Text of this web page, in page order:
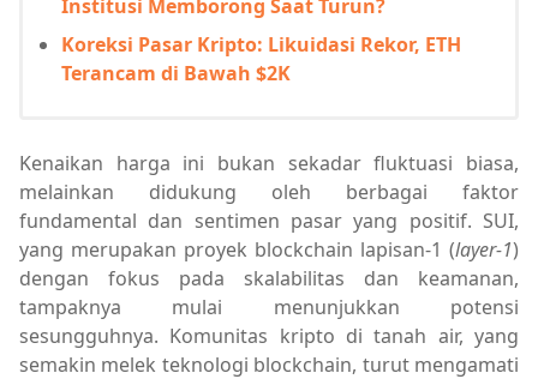
Institusi Memborong Saat Turun?
Koreksi Pasar Kripto: Likuidasi Rekor, ETH
Terancam di Bawah $2K
Kenaikan harga ini bukan sekadar fluktuasi biasa,
melainkan didukung oleh berbagai faktor
fundamental dan sentimen pasar yang positif. SUI,
yang merupakan proyek blockchain lapisan-1 (layer-1)
dengan fokus pada skalabilitas dan keamanan,
tampaknya mulai menunjukkan potensi
sesungguhnya. Komunitas kripto di tanah air, yang
semakin melek teknologi blockchain, turut mengamati